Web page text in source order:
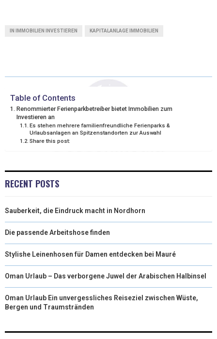
T
T
E
R
O
K
D
N
IN IMMOBILIEN INVESTIEREN KAPITALANLAGE IMMOBILIEN
Table of Contents
Renommierter Ferienparkbetreiber bietet Immobilien zum
Investieren an
Es stehen mehrere familienfreundliche Ferienparks &
Urlaubsanlagen an Spitzenstandorten zur Auswahl
Share this post:
RECENT POSTS
Sauberkeit, die Eindruck macht in Nordhorn
Die passende Arbeitshose finden
Stylishe Leinenhosen für Damen entdecken bei Mauré
Oman Urlaub – Das verborgene Juwel der Arabischen Halbinsel
Oman Urlaub Ein unvergessliches Reiseziel zwischen Wüste,
Bergen und Traumstränden